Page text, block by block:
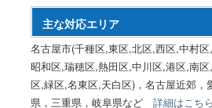
主な対応エリア
名古屋市(千種区,東区,北区,西区,中村
昭和区,瑞穂区,熱田区,中川区,港区,南区
区,緑区,名東区,天白区)，名古屋近郊，
県，三重県，岐阜県など 詳細はこちら